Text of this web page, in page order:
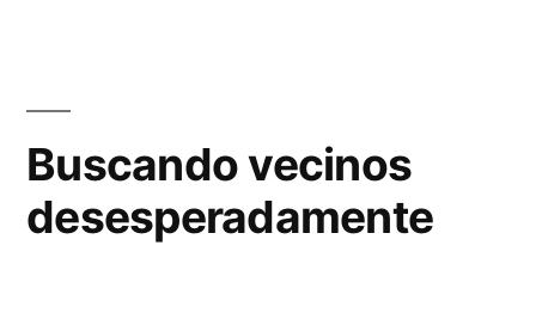
de
Guadalajara
Buscando vecinos
desesperadamente